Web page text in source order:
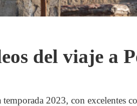
del viaje a
temporada 2023, con excelentes